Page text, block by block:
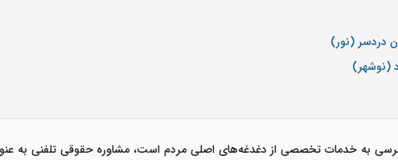
دردسر (نور)
(نوشهر)
به خدمات تخصصی از دغدغه‌های اصلی مردم است، مشاوره حقوقی تلفنی به